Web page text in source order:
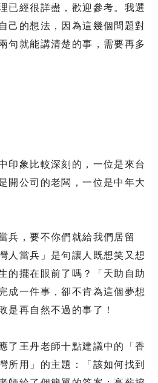
已經很詳盡，歡迎參考。我選
己的想法，因為這幾個問題對
句就能講清楚的事，需要再多
印象比較深刻的，一位是來台
開公司的老闆，一位是中年大
兵，要不你們就給我們居留
人當兵」是句讓人既想笑又想
的擺在眼前了嗎？「天助自助
成一件事，卻不肯為這個夢想
是再自然不過的事了！
了王丹老師十點建議中的「香
所用」的主題：「該如何找到